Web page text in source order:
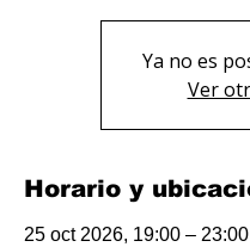
Ya no es
Ver
Horario y
25 oct 2026, 19:00 – 23:00